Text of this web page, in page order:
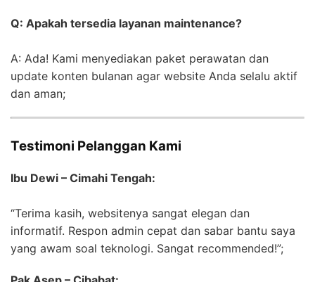
Q: Apakah tersedia layanan maintenance?
A: Ada! Kami menyediakan paket perawatan dan
update konten bulanan agar website Anda selalu aktif
dan aman;
Testimoni Pelanggan Kami
Ibu Dewi – Cimahi Tengah:
“Terima kasih, websitenya sangat elegan dan
informatif. Respon admin cepat dan sabar bantu saya
yang awam soal teknologi. Sangat recommended!”;